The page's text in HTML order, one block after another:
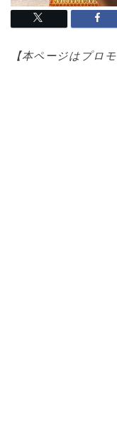
【本ページはプロモ